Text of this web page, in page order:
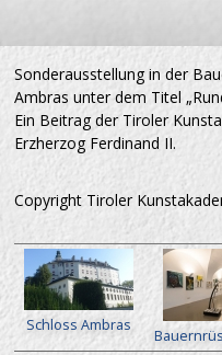
Sonderausstellung in der
Ambras unter dem Titel
Ein Beitrag der Tiroler
Erzherzog Ferdinand II.
Copyright Tiroler
Schloss Ambras